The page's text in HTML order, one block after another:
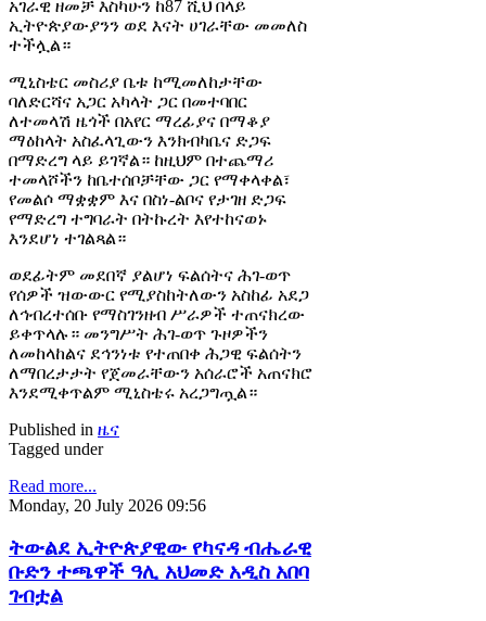
አገራዊ ዘመቻ እስካሁን ከ87 ሺህ በላይ
ኢትዮጵያውያንን ወደ እናት ሀገራቸው መመለስ
ተችሏል።
ሚኒስቴር መስሪያ ቤቱ ከሚመለከታቸው
ባለድርሻና አጋር አካላት ጋር በመተባበር
ለተመላሽ ዜጎች በአየር ማረፊያና በማቆያ
ማዕከላት አስፈላጊውን እንክብካቤና ድጋፍ
በማድረግ ላይ ይገኛል። ከዚህም በተጨማሪ
ተመላሾችን ከቤተሰቦቻቸው ጋር የማቀላቀል፣
የመልሶ ማቋቋም እና በስነ-ልቦና የታገዘ ድጋፍ
የማድረግ ተግባራት በትኩረት እየተከናወኑ
እንደሆነ ተገልጻል።
ወደፊትም መደበኛ ያልሆነ ፍልሰትና ሕገ-ወጥ
የሰዎች ዝውውር የሚያስከትለውን አስከፊ አደጋ
ለኅብረተሰቡ የማስገንዘብ ሥራዎች ተጠናክረው
ይቀጥላሉ። መንግሥት ሕገ-ወጥ ጉዞዎችን
ለመከላከልና ደኅንነቱ የተጠበቀ ሕጋዊ ፍልሰትን
ለማበረታታት የጀመራቸውን አሰራሮች አጠናክሮ
እንደሚቀጥልም ሚኒስቴሩ አረጋግጧል።
Published in ዜና
Tagged under
Read more...
Monday, 20 July 2026 09:56
ትውልደ ኢትዮጵያዊው የካናዳ ብሔራዊ
ቡድን ተጫዋች ዓሊ አህመድ አዲስ አበባ
ገብቷል